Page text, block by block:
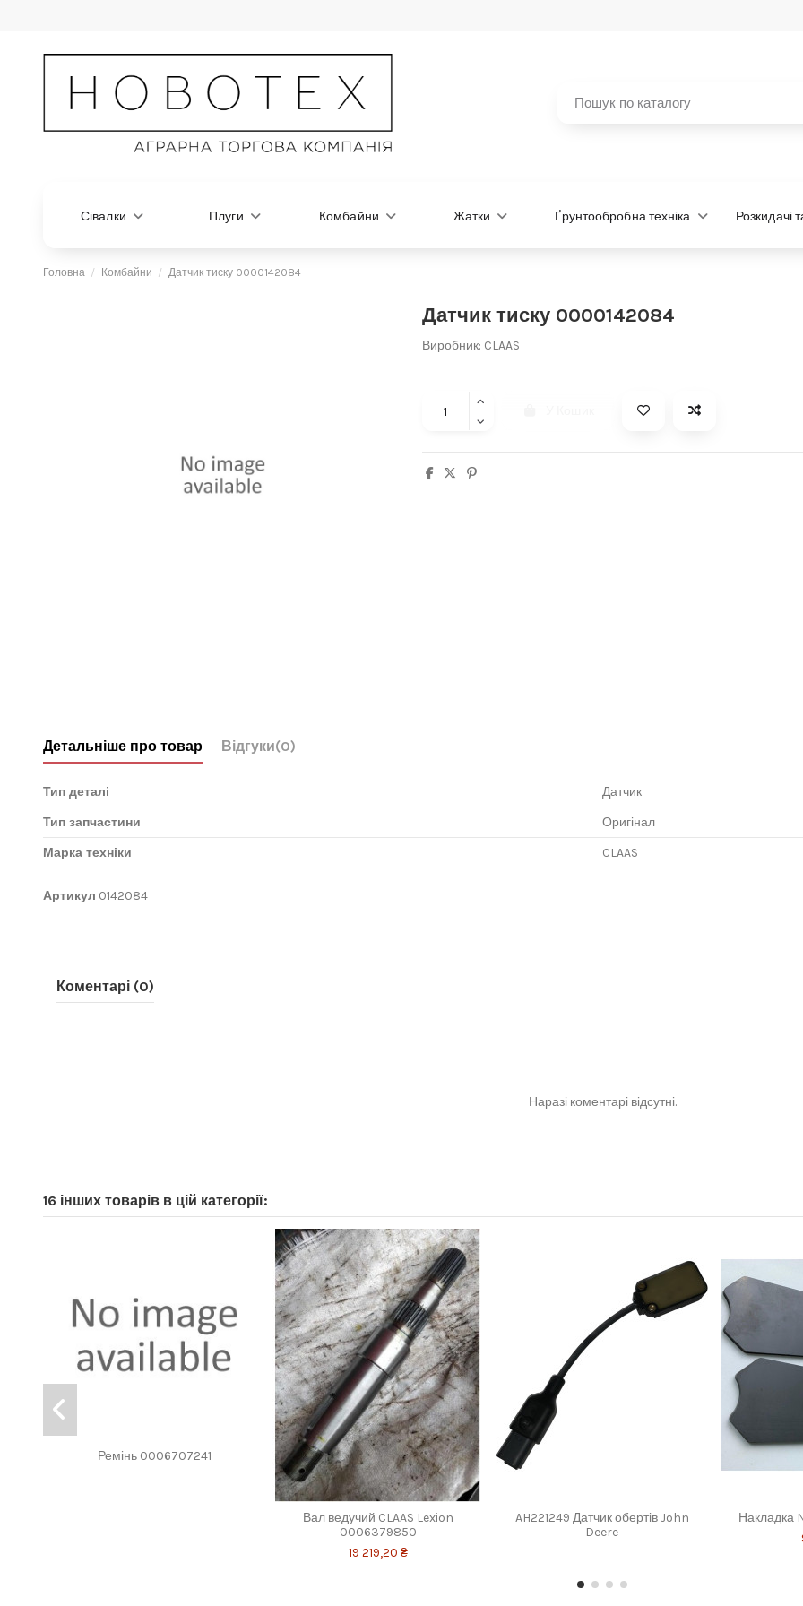
Сівалки Плуги Комбайни Жатки Ґрунтообробна техніка Розкидачі
Головна Комбайни Датчик тиску 0000142084
Датчик тиску 0000142084
Виробник: CLAAS
Детальніше про товар Відгуки(0)
Тип деталі
Датчик
Тип запчастини
Оригінал
Марка техніки
CLAAS
Артикул 0142084
Коментарі (0)
Наразі коментарі відсутні.
16 інших товарів в цій категорії:
Ремінь 0006707241
Вал ведучий CLAAS Lexion
0006379850
19 219,20 ₴
AH221249 Датчик обертів John
Deere
Накладка